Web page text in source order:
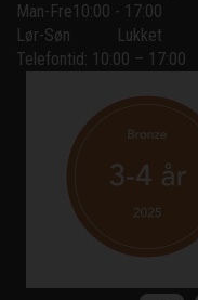
Man-Fre10:00 - 17:00
Lør-Søn
Lukket
Telefontid: 10:00 – 17:00